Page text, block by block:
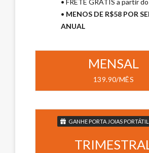
• FRETE GRÁTIS a partir
• MENOS DE R$58 POR
ANUAL
MENSAL
139.90/MÊS
GANHE PORTA JOIAS